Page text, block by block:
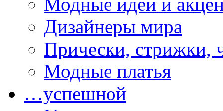
Дизайнеры мира
Прически, стрижки,
Модные платья
…успешной